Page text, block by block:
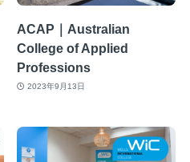
ACAP｜Australian
College of Applied
Professions
2023年9月13日